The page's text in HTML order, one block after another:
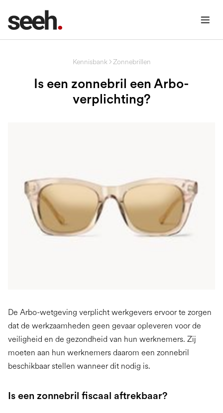
Kennisbank Zonnebrillen
Is een zonnebril een Arbo-
verplichting?
De Arbo-wetgeving verplicht werkgevers ervoor te zorgen
dat de werkzaamheden geen gevaar opleveren voor de
veiligheid en de gezondheid van hun werknemers. Zij
moeten aan hun werknemers daarom een zonnebril
beschikbaar stellen wanneer dit nodig is.
Is een zonnebril fiscaal aftrekbaar?